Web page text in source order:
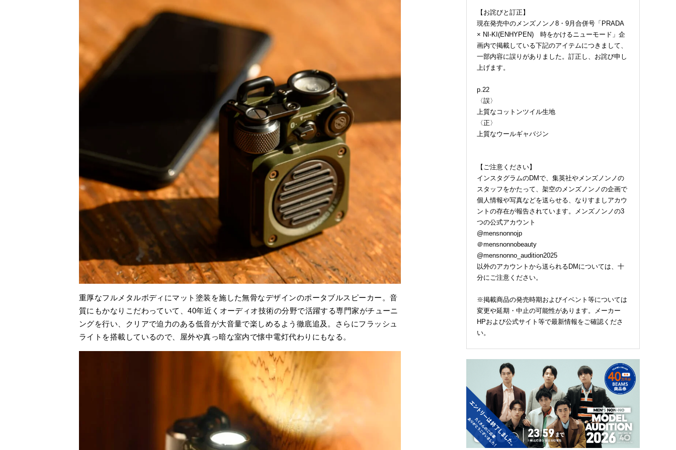
重厚なフルメタルボディにマット塗装を施した無骨なデザインのポータブルスピーカー。音
質にもかなりこだわっていて、40年近くオーディオ技術の分野で活躍する専門家がチューニ
ングを行い、クリアで迫力のある低音が大音量で楽しめるよう徹底追及。さらにフラッシュ
ライトを搭載しているので、屋外や真っ暗な室内で懐中電灯代わりにもなる。
【お詫びと訂正】
現在発売中のメンズノンノ8・9月合併号「PRADA
× NI-KI(ENHYPEN) 時をかけるニューモード」企
画内で掲載している下記のアイテムにつきまして、
一部内容に誤りがありました。訂正し、お詫び申し
上げます。
p.22
〈誤〉
上質なコットンツイル生地
〈正〉
上質なウールギャバジン
【ご注意ください】
インスタグラムのDMで、集英社やメンズノンノの
スタッフをかたって、架空のメンズノンノの企画で
個人情報や写真などを送らせる、なりすましアカウ
ントの存在が報告されています。メンズノンノの3
つの公式アカウント
@mensnonnojp
＠mensnonnobeauty
@mensnonno_audition2025
以外のアカウントから送られるDMについては、十
分にご注意ください。
※掲載商品の発売時期およびイベント等については
変更や延期・中止の可能性があります。メーカー
HPおよび公式サイト等で最新情報をご確認くださ
い。